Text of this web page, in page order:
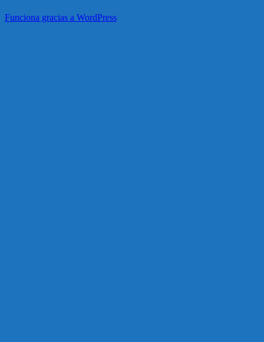
Funciona gracias a WordPress